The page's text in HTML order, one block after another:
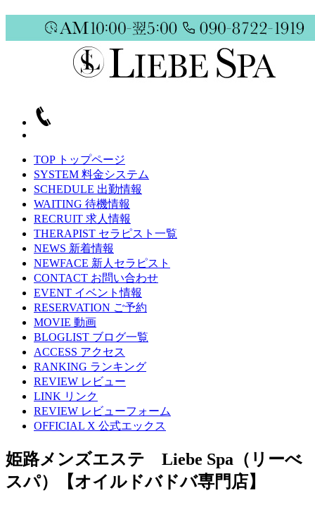
TOP トップページ
SYSTEM 料金システム
SCHEDULE 出勤情報
WAITING 待機情報
RECRUIT 求人情報
THERAPIST セラピスト一覧
NEWS 新着情報
NEWFACE 新人セラピスト
CONTACT お問い合わせ
EVENT イベント情報
RESERVATION ご予約
MOVIE 動画
BLOGLIST ブログ一覧
ACCESS アクセス
RANKING ランキング
REVIEW レビュー
LINK リンク
REVIEW レビューフォーム
OFFICIAL X 公式エックス
姫路メンズエステ Liebe Spa（リーべ
スパ）【オイルドバドバ専門店】